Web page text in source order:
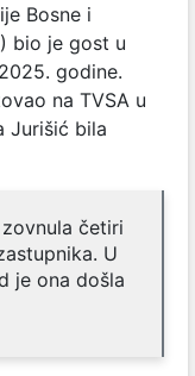
Bosne i
bio je gost u
godine.
na TVSA u
Jurišić bila
četiri
U
je ona došla